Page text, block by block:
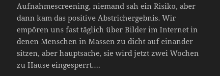
Aufnahmescreening, niemand sah ein Risiko, aber
dann kam das positive Abstrichergebnis. Wir
empören uns fast täglich über Bilder im Internet in
denen Menschen in Massen zu dicht auf einander
sitzen, aber hauptsache, sie wird jetzt zwei Wochen
zu Hause eingesperrt….